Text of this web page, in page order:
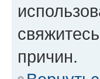
причин.